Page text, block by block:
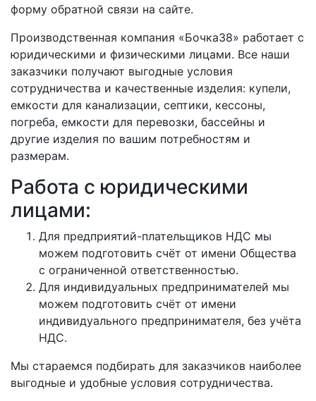
форму обратной связи на сайте.
Производственная компания «Бочка38» работает с
юридическими и физическими лицами. Все наши
заказчики получают выгодные условия
сотрудничества и качественные изделия: купели,
емкости для канализации, септики, кессоны,
погреба, емкости для перевозки, бассейны и
другие изделия по вашим потребностям и
размерам.
Работа с юридическими
лицами:
Для предприятий-плательщиков НДС мы
можем подготовить счёт от имени Общества
с ограниченной ответственностью.
Для индивидуальных предпринимателей мы
можем подготовить счёт от имени
индивидуального предпринимателя, без учёта
НДС.
Мы стараемся подбирать для заказчиков наиболее
выгодные и удобные условия сотрудничества.